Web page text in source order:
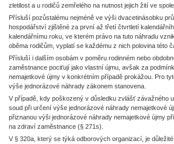
zletilost a u rodičů zemřelého na nutnost jejich žití ve
Přísluší pozůstalému nejméně ve výši dvacetinásobku
hospodářství zjištěné za první až třetí čtvrtletí
kalendářnímu roku, ve kterém právo na tuto náhradu
oběma rodičům, vyplatí se každému z nich polovina této
Přísluší i dalším osobám v poměru rodinném nebo
zaměstnance pociťují jako vlastní újmu, avšak za
nemajetkové újmy v konkrétním případě prokážou. Pro
výše jednorázové náhrady zákonem stanovena.
V případě, kdy poškozený v důsledku zvlášť závažného
soud při určení výše jednorázové náhrady nemajetkové
přiznanou výši jednorázové náhrady nemajetkové újmy
na zdraví zaměstnance (§ 271s).
V § 320a, který se týká odborových organizací, je